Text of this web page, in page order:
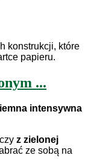
konstrukcji, które
papieru.
...
intensywna
z zielonej
ze sobą na